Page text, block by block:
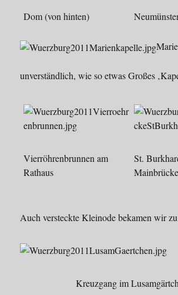
Dom (von hinten)
unverständlich, wie so etwas Großes
Vierröhrenbrunnen am
Rathaus
St.
Mainbrücke
Auch versteckte Kleinode bekamen wir zu
Kreuzgang im